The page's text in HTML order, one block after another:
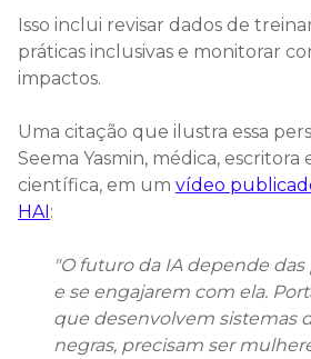
Isso inclui revisar dados de
práticas inclusivas e monitorar
impactos.
Uma citação que ilustra essa
Seema Yasmin, médica,
científica, em um vídeo
HAI:
"O futuro da IA depende das
e se engajarem com ela.
que desenvolvem sistemas
negras, precisam ser